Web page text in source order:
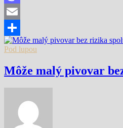
Mastodon
Email
Share
Pod lupou
Môže malý pivovar